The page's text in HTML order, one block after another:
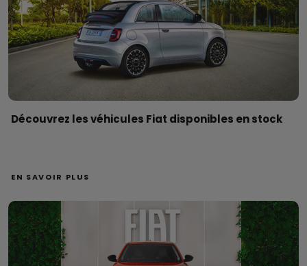
Découvrez les véhicules Fiat disponibles en stock
EN SAVOIR PLUS